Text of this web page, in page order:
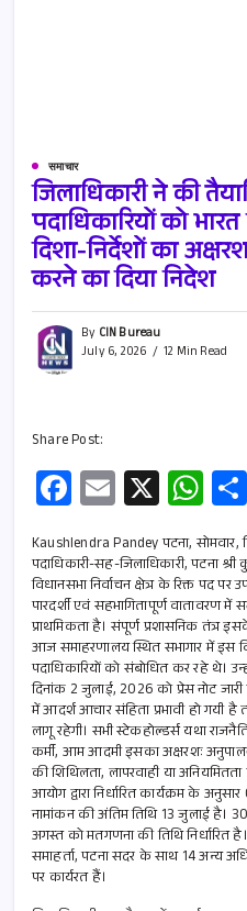
समाचार
जिलाधिकारी ने की
पदाधिकारियों को
दिशा-निर्देशों का
करने का दिया निदेश
By CIN Bureau
July 6, 2026
12 Min Read
Share Post:
Fa
ce
b
o
o
k
E
m
ail
X W
h
at
s
A
p
p
Kaushlendra Pandey पटना, सोमवार,
पदाधिकारी-सह-जिलाधिकारी, पटना
विधानसभा निर्वाचन क्षेत्र के रिक्त पद पर
पारदर्शी एवं सहभागितापूर्ण वातावरण में
प्राथमिकता है। संपूर्ण प्रशासनिक तंत्र
आज समाहरणालय स्थित सभागार में इस
पदाधिकारियों को संबोधित कर रहे थे।
दिनांक 2 जुलाई, 2026 को प्रेस नोट जारी
में आदर्श आचार संहिता प्रभावी हो गयी है
लागू रहेगी। सभी स्टेकहोल्डर्स यथा
कर्मी, आम आदमी इसका अक्षरशः
की शिथिलता, लापरवाही या अनियमितता
आयोग द्वारा निर्धारित कार्यक्रम के
नामांकन की अंतिम तिथि 13 जुलाई है।
अगस्त को मतगणना की तिथि निर्धारित है।
समाहर्ता, पटना सदर के साथ 14 अन्य
पर कार्यरत हैं।